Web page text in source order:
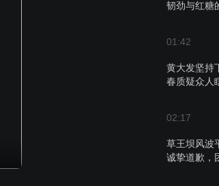
韧劲与红糖
01:42
黄大发坚持
春质疑众人
02:17
草王坝风波
诚挚道歉，